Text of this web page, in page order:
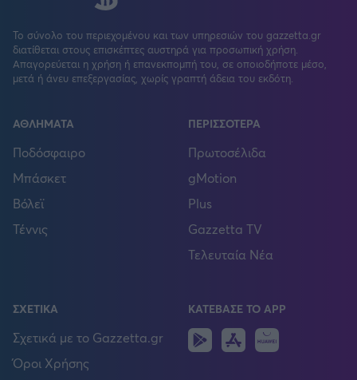
Το σύνολο του περιεχομένου και των υπηρεσιών του gazzetta.gr
διατίθεται στους επισκέπτες αυστηρά για προσωπική χρήση.
Απαγορεύεται η χρήση ή επανεκπομπή του, σε οποιοδήποτε μέσο,
μετά ή άνευ επεξεργασίας, χωρίς γραπτή άδεια του εκδότη.
ΑΘΛΗΜΑΤΑ
Ποδόσφαιρο
Μπάσκετ
Βόλεϊ
Τέννις
ΠΕΡΙΣΣΟΤΕΡΑ
Πρωτοσέλιδα
gMotion
Plus
Gazzetta TV
Τελευταία Νέα
ΣΧΕΤΙΚΑ
Σχετικά με το Gazzetta.gr
Όροι Χρήσης
ΚΑΤΕΒΑΣΕ ΤΟ APP
Android
IOS